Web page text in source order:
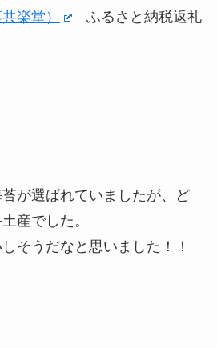
楽堂）
ふるさと納税返礼
が選ばれていましたが、ど
産でした。
そうだなと思いました！！